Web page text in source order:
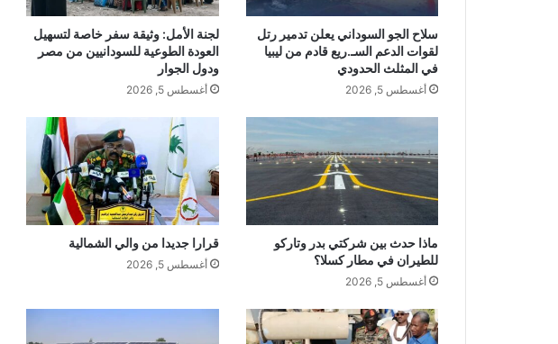
سلاح الجو السوداني يعلن تدمير رتل
لقوات الدعم السـ.ريع قادم من ليبيا
في المثلث الحدودي
أغسطس 5, 2026
لجنة الأمل: وثيقة سفر خاصة لتسهيل
العودة الطوعية للسودانيين من مصر
ودول الجوار
أغسطس 5, 2026
ماذا حدث بين شركتي بدر وتاركو
للطيران في مطار كسلا؟
أغسطس 5, 2026
قرارا جديدا من والي الشمالية
أغسطس 5, 2026